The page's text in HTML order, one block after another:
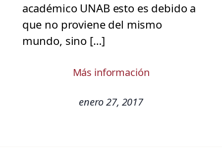
académico UNAB esto es debido a
que no proviene del mismo
mundo, sino […]
Más información
enero 27, 2017